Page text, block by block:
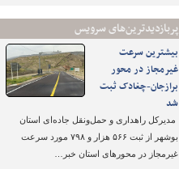
پربازدیدترین‌های سرویس
بیشترین سرعت
غیرمجاز در محور
برازجان-چغادک ثبت
شد
مدیرکل راهداری و حمل‌ونقل جاده‌ای استان
بوشهر از ثبت ۵۶۶ هزار و ۷۹۸ مورد سرعت
غیرمجاز در محورهای استان خبر…